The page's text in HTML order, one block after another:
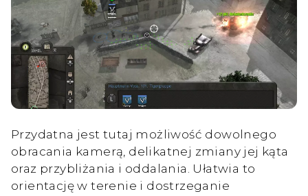
Przydatna jest tutaj możliwość dowolnego
obracania kamerą, delikatnej zmiany jej kąta
oraz przybliżania i oddalania. Ułatwia to
orientację w terenie i dostrzeganie